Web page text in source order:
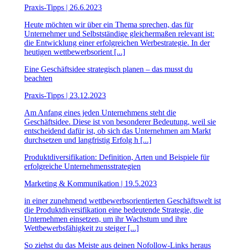
Praxis-Tipps | 26.6.2023
Heute möchten wir über ein Thema sprechen, das für
Unternehmer und Selbstständige gleichermaßen relevant ist:
die Entwicklung einer erfolgreichen Werbestrategie. In der
heutigen wettbewerbsorient [...]
Eine Geschäftsidee strategisch planen – das musst du
beachten
Praxis-Tipps | 23.12.2023
Am Anfang eines jeden Unternehmens steht die
Geschäftsidee. Diese ist von besonderer Bedeutung, weil sie
entscheidend dafür ist, ob sich das Unternehmen am Markt
durchsetzen und langfristig Erfolg h [...]
Produktdiversifikation: Definition, Arten und Beispiele für
erfolgreiche Unternehmensstrategien
Marketing & Kommunikation | 19.5.2023
in einer zunehmend wettbewerbsorientierten Geschäftswelt ist
die Produktdiversifikation eine bedeutende Strategie, die
Unternehmen einsetzen, um ihr Wachstum und ihre
Wettbewerbsfähigkeit zu steiger [...]
So ziehst du das Meiste aus deinen Nofollow-Links heraus